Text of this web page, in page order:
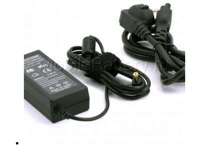
2,148.00₽.